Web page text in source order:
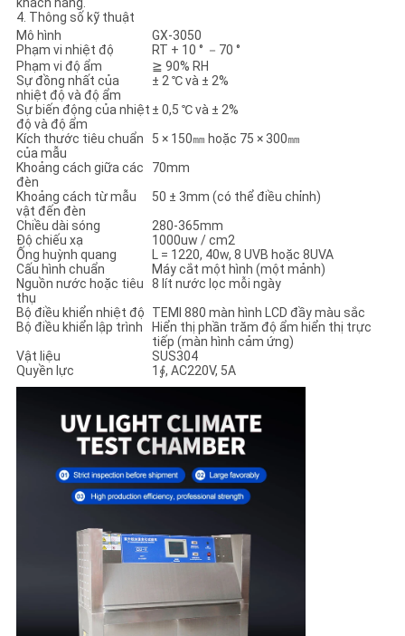
khách hàng.
4. Thông số kỹ thuật
Mô hình
GX-3050
Phạm vi nhiệt độ
RT + 10 ° －70 °
Phạm vi độ ẩm
≧ 90% RH
Sự đồng nhất của
nhiệt độ và độ ẩm
± 2 ℃ và ± 2%
Sự biến động của nhiệt
độ và độ ẩm
± 0,5 ℃ và ± 2%
Kích thước tiêu chuẩn
của mẫu
5 × 150㎜ hoặc 75 × 300㎜
Khoảng cách giữa các
đèn
70mm
Khoảng cách từ mẫu
vật đến đèn
50 ± 3mm (có thể điều chỉnh)
Chiều dài sóng
280-365mm
Độ chiếu xạ
1000uw / ​​cm2
Ống huỳnh quang
L = 1220, 40w, 8 UVB hoặc 8UVA
Cấu hình chuẩn
Máy cắt một hình (một mảnh)
Nguồn nước hoặc tiêu
thụ
8 lít nước lọc mỗi ngày
Bộ điều khiển nhiệt độ
TEMI 880 màn hình LCD đầy màu sắc
Bộ điều khiển lập trình
Hiển thị phần trăm độ ẩm hiển thị trực
tiếp (màn hình cảm ứng)
Vật liệu
SUS304
Quyền lực
1∮, AC220V, 5A